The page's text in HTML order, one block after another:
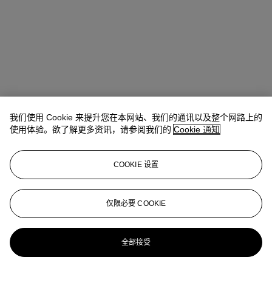
我们使用 Cookie 来提升您在本网站、我们的通讯以及整个网路上的
使用体验。欲了解更多资讯，请参阅我们的 Cookie 通知
COOKIE 设置
仅限必要 COOKIE
全部接受